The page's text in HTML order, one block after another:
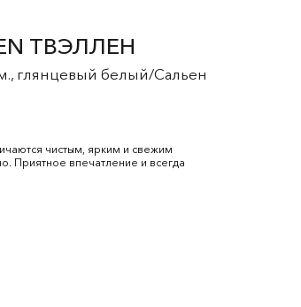
ТВЭЛЛЕН
глянцевый белый/Сальен
чистым, ярким и свежим
Приятное впечатление и всегда